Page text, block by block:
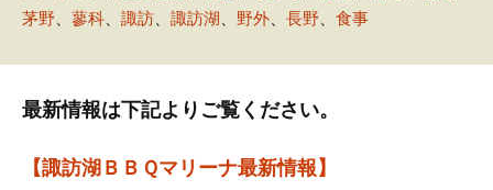
茅野、 蓼科、 諏訪、 諏訪湖、 野外、 長野、 食事
最新情報は下記よりご覧ください。
【諏訪湖ＢＢＱマリーナ最新情報】